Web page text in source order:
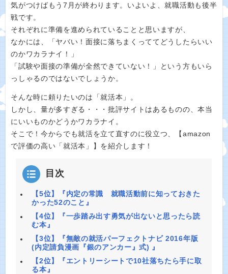
気がつけばもう7月が終わります。いよいよ、就職活動も後半
戦です。
それぞれに準備を進められていることと思いますが、
なかには、「ヤバい！面接に落ちまくっててどうしたらいい
のかワカラナイ！」
「試験や面接の準備が全然できていない！」という方もいら
っしゃるのではないでしょうか。
そんな時に頼りたいのは「就活本」。
しかし、量が多すぎる・・・批評サイトはあるものの、本当
にいいものかどうかワカラナイ。
そこで！今からでも就活を立て直すのに役立つ、【amazon
で評価の高い「就活本」】を紹介します！
目次
【5位】『内定の常識 就職活動前に知っておきた
かった52のこと』
【4位】『一歩踏み出す勇気が出ないと思ったら読
む本』
【3位】『無敵の就活パーフェクトナビ 2016年版
(内定請負漫画『銀のアンカー』式) 』
【2位】『エントリーシートで10社落ちたら手に取
る本』